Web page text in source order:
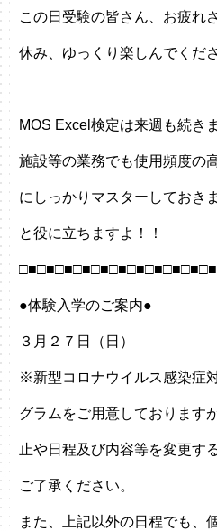
この日受験の皆さん、お疲れ
休み、ゆっくり楽しんでくださ
MOS Excel検定は来週も続き
施設等の業務でも使用頻度の
にしっかりマスターしておき
と役に立ちますよ！！
●体験入学のご案内●
３月２７日（日）
※新型コロナウイルス感染症
グラムをご用意しております
止や日程及び内容等を変更す
ご了承ください。
また、上記以外の日程でも、